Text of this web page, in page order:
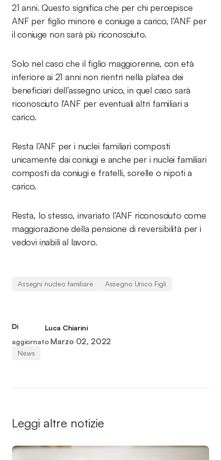
21 anni. Questo significa che per chi percepisce
ANF per figlio minore e coniuge a carico, l’ANF per
il coniuge non sarà più riconosciuto.
Solo nel caso che il figlio maggiorenne, con età
inferiore ai 21 anni non rientri nella platea dei
beneficiari dell’assegno unico, in quel caso sarà
riconosciuto l’ANF per eventuali altri familiari a
carico.
Resta l’ANF per i nuclei familiari composti
unicamente dai coniugi e anche per i nuclei familiari
composti da coniugi e fratelli, sorelle o nipoti a
carico.
Resta, lo stesso, invariato l’ANF riconosciuto come
maggiorazione della pensione di reversibilità per i
vedovi inabili al lavoro.
Assegni nucleo familiare Assegno Unico Figli
Di
Luca Chiarini
aggiornato Marzo 02, 2022
News
Leggi altre notizie